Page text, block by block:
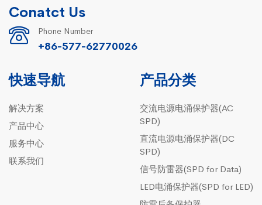
Conatct Us
Phone Number
+86-577-62770026
快速导航
解决方案
产品中心
服务中心
联系我们
产品分类
交流电源电涌保护器(AC
SPD)
直流电源电涌保护器(DC
SPD)
信号防雷器(SPD for Data)
LED电涌保护器(SPD for LED)